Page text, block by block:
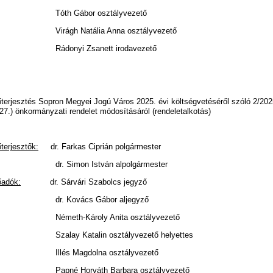
Gábor osztályvezető
Natália Anna osztályvezető
Zsanett irodavezető
Sopron Megyei Jogú Város 2025. évi költségvetéséről szóló 2/
önkormányzati rendelet módosításáról (rendeletalkotás)
dr. Farkas Ciprián polgármester
Simon István alpolgármester
dr. Sárvári Szabolcs jegyző
Kovács Gábor aljegyző
Károly Anita osztályvezető
Katalin osztályvezető helyettes
Magdolna osztályvezető
Horváth Barbara osztályvezető